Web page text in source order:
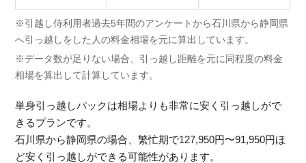
※引越し侍利用者過去5年間のアンケートから石川県から静岡県
へ引っ越しをした人の料金相場を元に算出しています。
※データ数が足りない場合、引っ越し距離を元に同程度の料金
相場を算出して計算しています。
単身引っ越しパックは相場よりも非常に安く引っ越しがで
きるプランです。
石川県から静岡県の場合、繁忙期で127,950円〜91,950円ほ
ど安く引っ越しができる可能性があります。